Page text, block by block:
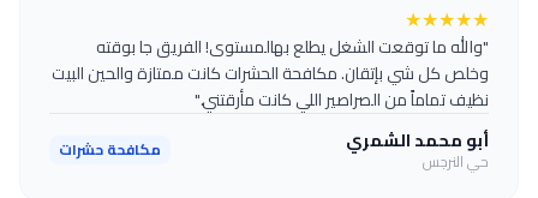
★
★
★
★
★
"والله ما توقعت الشغل يطلع بهالمستوى! الفريق جا بوقته
وخلص كل شي بإتقان. مكافحة الحشرات كانت ممتازة والحين البيت
نظيف تماماً من الصراصير اللي كانت مأرقتني."
أبو محمد الشمري
حي النرجس مكافحة حشرات